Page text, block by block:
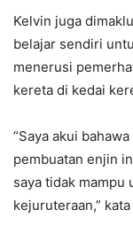
Kelvin juga
belajar sendiri
menerusi
kereta di kedai
“Saya akui
pembuatan enjin
saya tidak mampu
kejuruteraan,”